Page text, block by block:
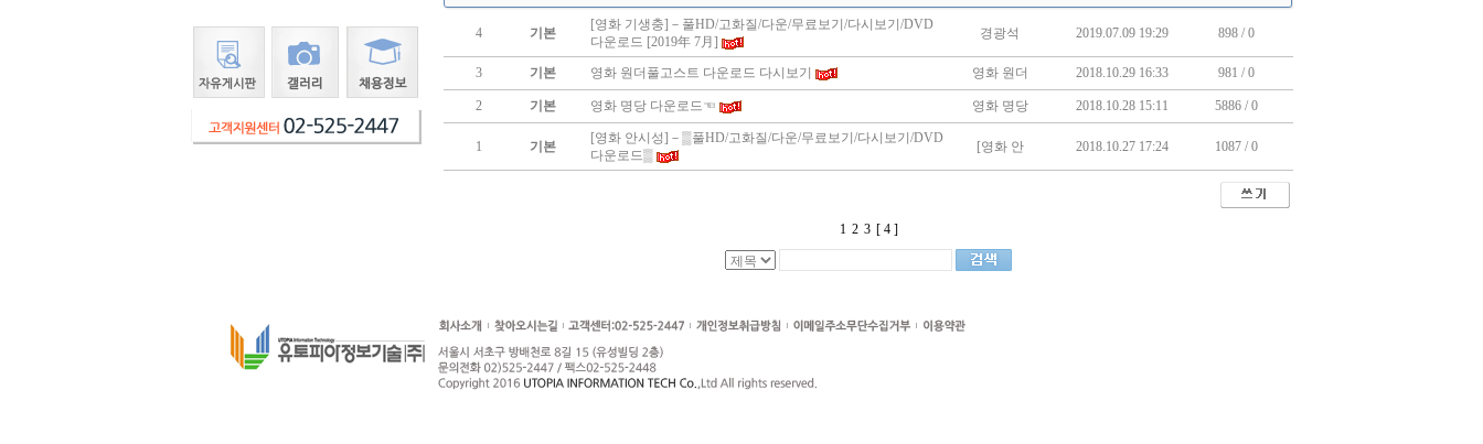
4 기본
[영화 기생충]－풀HD/고화질/다운/무료보기/다시보기/DVD
다운로드 [2019年 7月]
경광석 2019.07.09 19:29 898 / 0
3 기본 영화 원더풀고스트 다운로드 다시보기 영화 원더 2018.10.29 16:33 981 / 0
2 기본 영화 명당 다운로드☜ 영화 명당 2018.10.28 15:11 5886 / 0
1 기본
[영화 안시성]－▒풀HD/고화질/다운/무료보기/다시보기/DVD
다운로드▒
[영화 안 2018.10.27 17:24 1087 / 0
1 2 3 [ 4 ]